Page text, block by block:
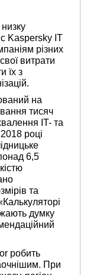
Kaspersky IT
різних
витрати
їх з
на
тисяч
IT- та
році
6,5
та
думку
робить
При